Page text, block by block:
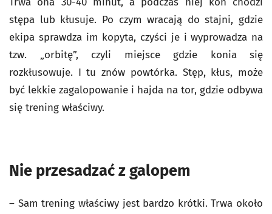
stępa lub kłusuje. Po czym wracają do stajni, gdzie
ekipa sprawdza im kopyta, czyści je i wyprowadza na
tzw. „orbitę”, czyli miejsce gdzie konia się
rozkłusowuje. I tu znów powtórka. Stęp, kłus, może
być lekkie zagalopowanie i hajda na tor, gdzie odbywa
się trening właściwy.
Nie przesadzać z galopem
– Sam trening właściwy jest bardzo krótki. Trwa około